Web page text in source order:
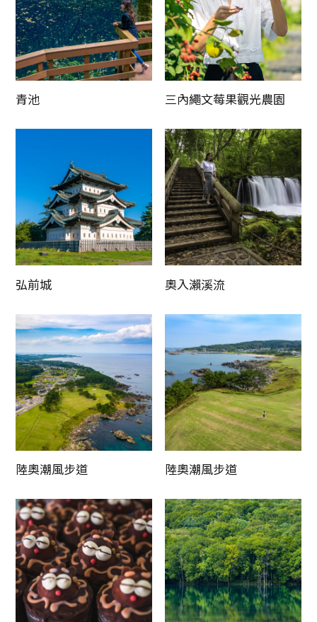
青池 三內繩文莓果觀光農園
弘前城 奧入瀨溪流
陸奧潮風步道 陸奧潮風步道